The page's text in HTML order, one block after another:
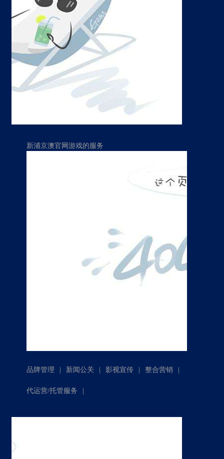
新浦京澳官网游戏的服务
品牌管理 | 新闻公关 | 影视宣传 | 整合营销 |
代运营/托管服务 |